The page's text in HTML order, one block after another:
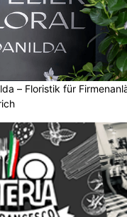
– Floristik für